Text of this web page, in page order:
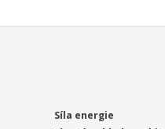
Síla energie